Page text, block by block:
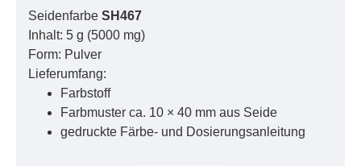
Seidenfarbe SH467
Inhalt: 5 g (5000 mg)
Form: Pulver
Lieferumfang:
Farbstoff
Farbmuster ca. 10 × 40 mm aus Seide
gedruckte Färbe- und Dosierungsanleitung